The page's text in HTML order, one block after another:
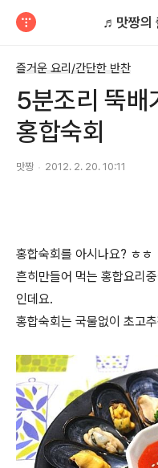
♬맛짱의
즐거운 요리/간단한 반찬
5분조리 뚝배
홍합숙회
맛짱 2012. 2. 20. 10:11
홍합숙회를 아시나요? ㅎㅎ
흔히만들어 먹는 홍합요리
인데요.
홍합숙회는 국물없이 초고